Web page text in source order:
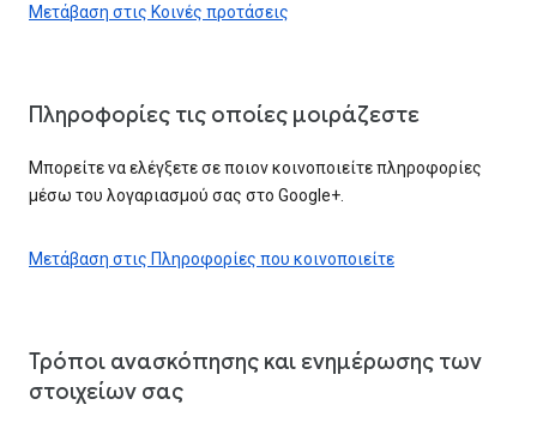
Μετάβαση στις Κοινές προτάσεις
Πληροφορίες τις οποίες μοιράζεστε
Μπορείτε να ελέγξετε σε ποιον κοινοποιείτε πληροφορίες
μέσω του λογαριασμού σας στο Google+.
Μετάβαση στις Πληροφορίες που κοινοποιείτε
Τρόποι ανασκόπησης και ενημέρωσης των
στοιχείων σας